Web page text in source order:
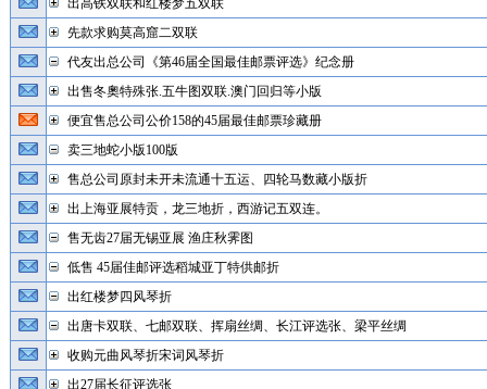
出高铁双联和红楼梦五双联
先款求购莫高窟二双联
代友出总公司《第46届全国最佳邮票评选》纪念册
出售冬奧特殊张.五牛图双联.澳门回归等小版
便宜售总公司公价158的45届最佳邮票珍藏册
卖三地蛇小版100版
售总公司原封未开未流通十五运、四轮马数藏小版折
出上海亚展特贡，龙三地折，西游记五双连。
售无齿27届无锡亚展 渔庄秋霁图
低售 45届佳邮评选稻城亚丁特供邮折
出红楼梦四风琴折
出唐卡双联、七邮双联、挥扇丝绸、长江评选张、梁平丝绸
收购元曲风琴折宋词风琴折
出27届长征评选张